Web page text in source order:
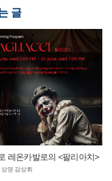
글
레온카발로의 <팔리아치>
상영 감상회